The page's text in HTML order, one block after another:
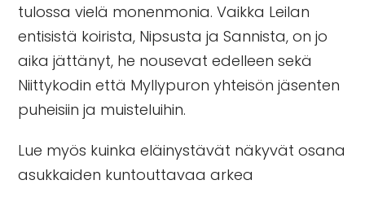
tulossa vielä monenmonia. Vaikka Leilan
entisistä koirista, Nipsusta ja Sannista, on jo
aika jättänyt, he nousevat edelleen sekä
Niittykodin että Myllypuron yhteisön jäsenten
puheisiin ja muisteluihin.
Lue myös kuinka eläinystävät näkyvät osana
asukkaiden kuntouttavaa arkea